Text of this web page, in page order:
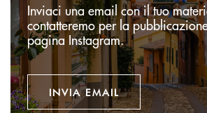
Inviaci una email con il tuo
contatteremo per la
pagina Instagram.
INVIA EMAIL